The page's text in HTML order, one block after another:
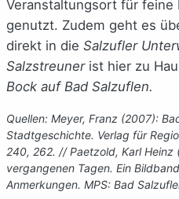
Veranstaltungsort für feine
genutzt. Zudem geht es
direkt in die Salzufler
Salzstreunerist hier zu
Bock auf Bad Salzuflen.
Quellen: Meyer, Franz (2007):
Stadtgeschichte. Verlag für
240, 262. // Paetzold, Karl Heinz
vergangenen Tagen. Ein
Anmerkungen. MPS: Bad